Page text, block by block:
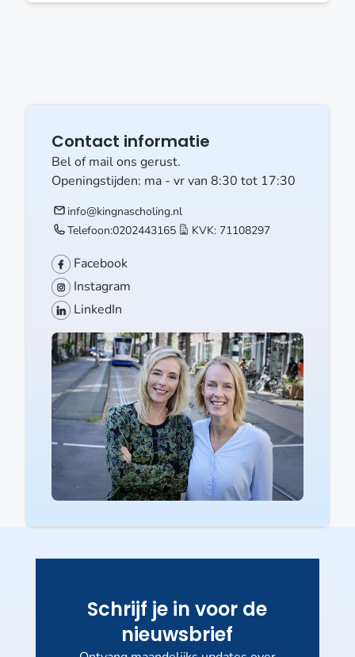
Contact informatie
Bel of mail ons gerust.
Openingstijden: ma - vr van 8:30 tot 17:30
info@kingnascholing.nl
Telefoon:0202443165 KVK: 71108297
Facebook
Instagram
LinkedIn
Schrijf je in voor de
nieuwsbrief